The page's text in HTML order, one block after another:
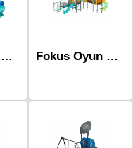
Fokus Oyun Serisi Mfc-1015